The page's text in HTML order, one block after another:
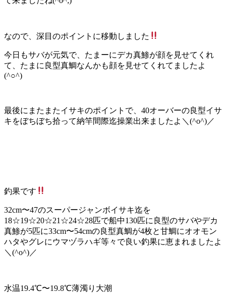
なので、深目のポイントに移動しました
今日もサバが元気で、たまーにデカ真鯵が顔を見せてくれ
て、たまに良型真鯛なんかも顔を見せてくれてましたよ
(^○^)
最後にまたまたイサキのポイントで、40オーバーの良型イサ
キをぼちぼち拾って納竿間際迄操業出来ましたよ＼(^o^)／
釣果です
32cm〜47のスーパージャンボイサキ迄を
18☆19☆20☆21☆24☆28匹で船中130匹に良型のサバやデカ
真鯵が5匹に33cm〜54cmの良型真鯛が4枚と甘鯛にオオモン
ハタやグレにウマヅラハギ等々で良い釣果に恵まれましたよ
＼(^o^)／
水温19.4℃〜19.8℃薄濁り大潮